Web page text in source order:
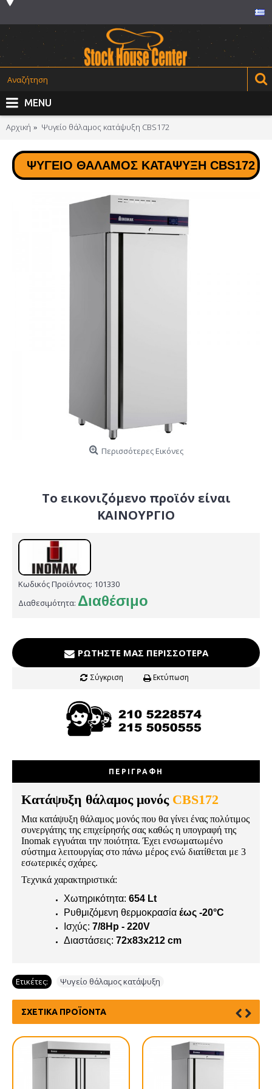
MENU
Αρχική Ψυγείο θάλαμος κατάψυξη CBS172
ΨΥΓΕΊΟ ΘΆΛΑΜΟΣ ΚΑΤΆΨΥΞΗ CBS172
Περισσότερες Εικόνες
Το εικονιζόμενο προϊόν είναι
ΚΑΙΝΟΥΡΓΙΟ
Κωδικός Προϊόντος: 101330
Διαθεσιμότητα: Διαθέσιμο
ΡΩΤΉΣΤΕ ΜΑΣ ΠΕΡΙΣΣΌΤΕΡΑ
Σύγκριση Εκτύπωση
ΠΕΡΙΓΡΑΦΉ
Κατάψυξη θάλαμος μονός CBS172
Μια κατάψυξη θάλαμος μονός που θα γίνει ένας πολύτιμος
συνεργάτης της επιχείρησής σας καθώς η υπογραφή της
Inomak εγγυάται την ποιότητα. Έχει ενσωματωμένο
σύστημα λειτουργίας στο πάνω μέρος ενώ διατίθεται με 3
εσωτερικές σχάρες.
Τεχνικά χαρακτηριστικά:
Χωτηρικότητα: 654 Lt
Ρυθμιζόμενη θερμοκρασία έως -20°C
Ισχύς: 7/8Hp - 220V
Διαστάσεις: 72x83x212 cm
Ετικέτες: Ψυγείο θάλαμος κατάψυξη
ΣΧΕΤΙΚΆ ΠΡΟΪΌΝΤΑ